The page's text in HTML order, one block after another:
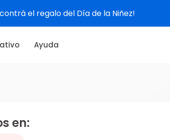
el regalo del Día de la Niñez!
Ayuda
en: